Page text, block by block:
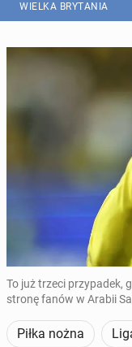
WIELKA BRYTANIA
To już trzeci przypadek,
stronę fanów w Arabii
Piłka nożna